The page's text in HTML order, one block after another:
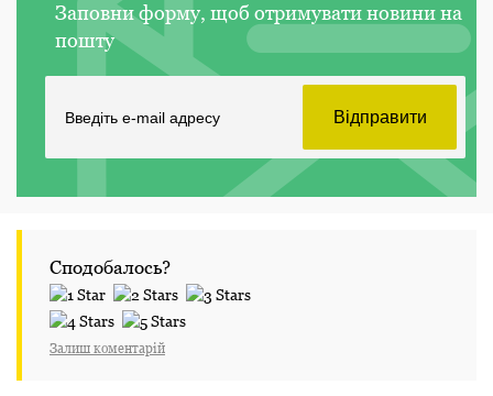
Заповни форму, щоб отримувати новини на
пошту
Сподобалось?
Залиш коментарій